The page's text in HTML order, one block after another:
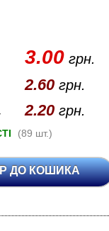
3.00грн.
2.60грн.
2.20грн.
(89 шт.)
ДО КОШИКА